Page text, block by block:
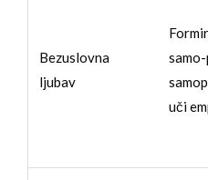
Bezuslovna
ljubav
uči